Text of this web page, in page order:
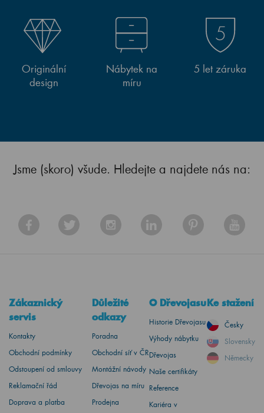
Originální
design
Nábytek na
míru
5 let záruka
Jsme (skoro) všude. Hledejte a najdete nás na:
Zákaznický
servis
Kontakty
Obchodní podmínky
Odstoupení od smlouvy
Reklamační řád
Doprava a platba
Důležité
odkazy
Poradna
Obchodní síť v ČR
Montážní návody
Dřevojas na míru
Prodejna
O Dřevojasu
Historie Dřevojasu
Výhody nábytku
Dřevojas
Naše certifikáty
Reference
Kariéra v
Ke stažení
Česky
Slovensky
Německy